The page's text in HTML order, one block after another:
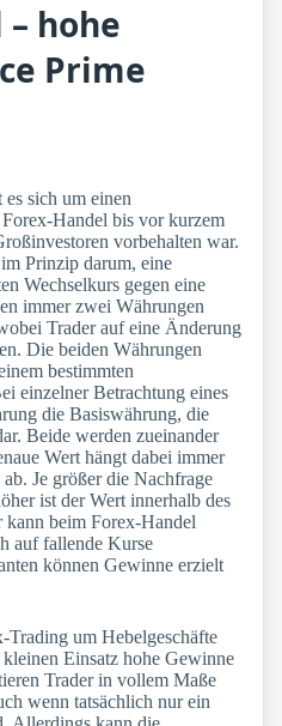
– hohe
Prime
es sich um einen
Handel bis vor kurzem
vorbehalten war.
Prinzip darum, eine
Wechselkurs gegen eine
immer zwei Währungen
Trader auf eine Änderung
Die beiden Währungen
bestimmten
einzelner Betrachtung eines
die Basiswährung, die
Beide werden zueinander
Wert hängt dabei immer
Je größer die Nachfrage
ist der Wert innerhalb des
kann beim Forex-Handel
auf fallende Kurse
können Gewinne erzielt
Trading um Hebelgeschäfte
Einsatz hohe Gewinne
Trader in vollem Maße
wenn tatsächlich nur ein